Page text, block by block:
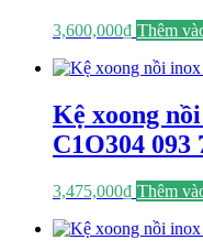
3,600,000₫ Thêm
Kệ xoong
C1O304 093
3,475,000₫ Thêm